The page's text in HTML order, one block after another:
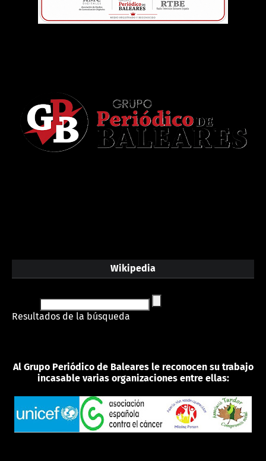
Wikipedia
Resultados de la búsqueda
Al Grupo Periódico de Baleares le reconocen su trabajo
incasable varias organizaciones entre ellas: